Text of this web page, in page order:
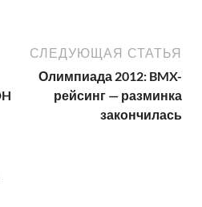
СЛЕДУЮЩАЯ СТАТЬЯ
Олимпиада 2012: BMX-
рейсинг — разминка
закончилась